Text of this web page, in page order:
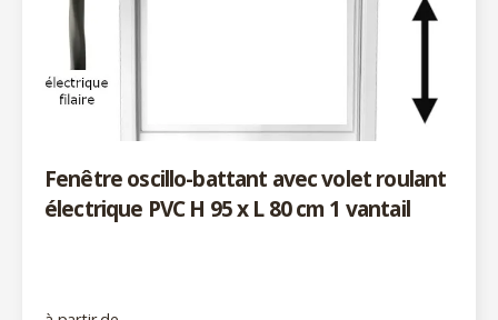
Fenêtre oscillo-battant avec volet roulant
électrique PVC H 95 x L 80 cm 1 vantail